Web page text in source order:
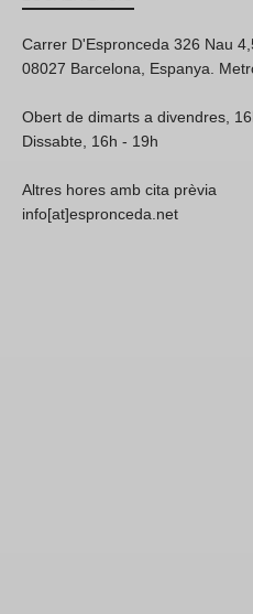
Carrer D'Espronceda 326 Nau
08027 Barcelona, Espanya.
Obert de dimarts a divendres,
Dissabte, 16h - 19h
Altres hores amb cita prèvia
info[at]espronceda.net